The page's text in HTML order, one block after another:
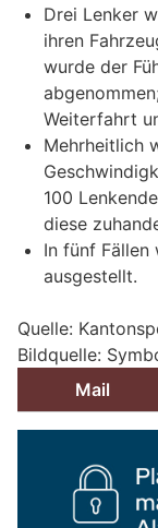
Drei Lenker
ihren
wurde der
Weiterfahrt
Mehrheitlich
100
diese
In fünf Fällen
ausgestellt.
Quelle:
Bildquelle:
Mail